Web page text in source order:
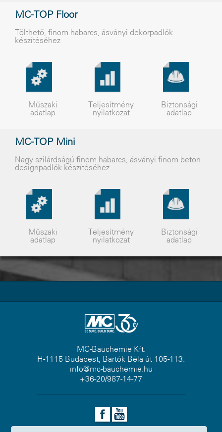
MC-TOP Floor
Tölthetõ, finom habarcs, ásványi dekorpadlók
készítéséhez
Műszaki
adatlap
Teljesítmény
nyilatkozat
Biztonsági
adatlap
MC-TOP Mini
Nagy szilárdságú finom habarcs, ásványi finom beton
designpadlók készítéséhez
Műszaki
adatlap
Teljesítmény
nyilatkozat
Biztonsági
adatlap
MC-Bauchemie Kft.
H-1115 Budapest, Bartók Béla út 105-113.
info@mc-bauchemie.hu
+36-20/987-14-77